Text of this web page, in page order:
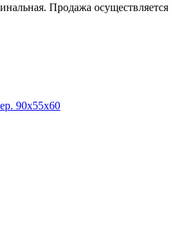
Продажа
90x55x60